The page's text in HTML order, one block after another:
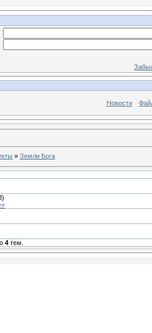
Новости
» Земли Бога
)
4 тем.